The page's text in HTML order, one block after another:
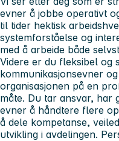
evner å jobbe operativt
til tider hektisk
systemforståelse og
med å arbeide både
Videre er du fleksibel og
kommunikasjonsevner
organisasjonen på en
måte. Du tar ansvar, har
evner å håndtere flere
å dele kompetanse,
utvikling i avdelingen.